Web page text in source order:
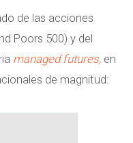
de las acciones
Poors 500) y del
managed futures, en
de magnitud: